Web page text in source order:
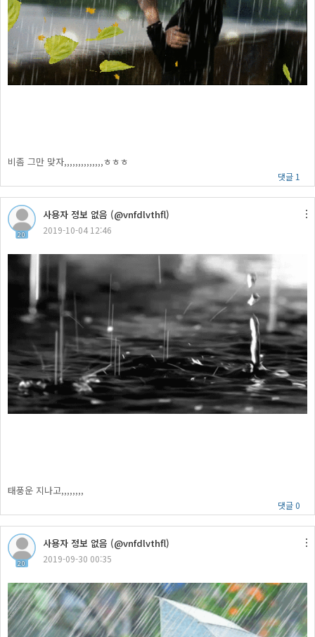
비좀 그만 맞자,,,,,,,,,,,,,,ㅎㅎㅎ
댓글 1
20
사용자 정보 없음 (@vnfdlvthfl)
2019-10-04 12:46
태풍운 지나고,,,,,,,,
댓글 0
20
사용자 정보 없음 (@vnfdlvthfl)
2019-09-30 00:35